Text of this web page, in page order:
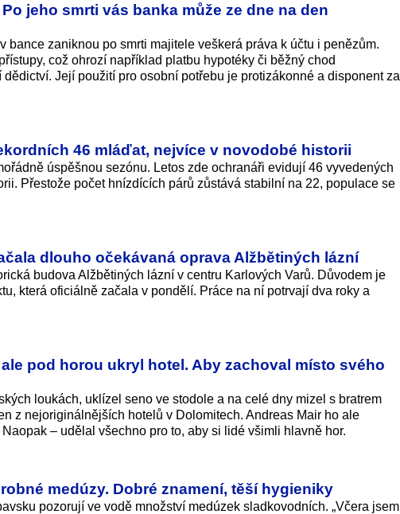
jeho smrti vás banka může ze dne na den
bance zaniknou po smrti majitele veškerá práva k účtu i penězům.
což ohrozí například platbu hypotéky či běžný chod
Její použití pro osobní potřebu je protizákonné a disponent za
46 mláďat, nejvíce v novodobé historii
úspěšnou sezónu. Letos zde ochranáři evidují 46 vyvedených
Přestože počet hnízdících párů zůstává stabilní na 22, populace se
dlouho očekávaná oprava Alžbětiných lázní
budova Alžbětiných lázní v centru Karlových Varů. Důvodem je
která oficiálně začala v pondělí. Práce na ní potrvají dva roky a
pod horou ukryl hotel. Aby zachoval místo svého
loukách, uklízel seno ve stodole a na celé dny mizel s bratrem
z nejoriginál­nějších hotelů v Dolomitech. Andreas Mair ho ale
– udělal všechno pro to, aby si lidé všimli hlavně hor.
medúzy. Dobré znamení, těší hygieniky
pozorují ve vodě množství medúzek sladkovodních. „Včera jsem